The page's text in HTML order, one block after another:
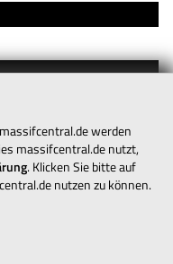
werden
massifcentral.de nutzt,
. Klicken Sie bitte auf
nutzen zu können.